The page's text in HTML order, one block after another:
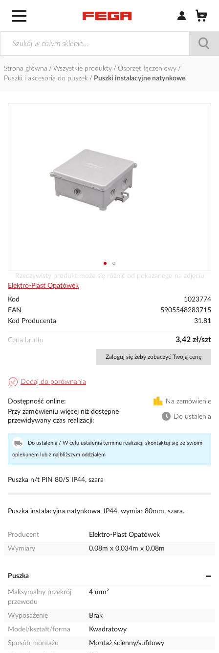
Zaloguj się /
Strona główna Wszystkie produkty
Osprzęt łączeniowy
Puszki i akcesoria do puszek
Puszki instalacyjne natynkowe
Przejdź
na
początek
Rzeczywisty produkt może się różnić od pokazanego na zdjęciu
Elektro-Plast Opatówek
Kod
1023774
EAN
5905548283715
Kod Producenta
31.81
Cena brutto 3,42 zł/szt
Zaloguj się żeby zobaczyć Twoją cenę
Dodaj do porównania
Dostępność online
Na zamówienie
Przy zamówieniu więcej niż dostępne
przewidywany czas realizacji
Do ustalenia
Do ustalenia / W celu ustalenia terminu realizacji skontaktuj się ze swoim
opiekunem lub z najbliższym oddziałem
Puszka n/t PIN 80/S IP44, szara
Puszka instalacyjna natynkowa. IP44, wymiar 80mm, szara.
Producent
Elektro-Plast Opatówek
Wymiary
0.08m x 0.034m x 0.08m
Puszka
Maksymalny przekrój
przewodu
4 mm²
Wyposażenie
Brak
Model/kształt/forma
Kwadratowy
Sposób montażu
Montaż ścienny/sufitowy